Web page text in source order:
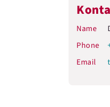
Name
Phone
Email